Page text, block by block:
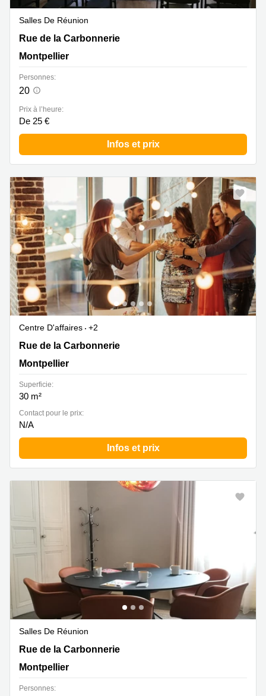
Salles De Réunion
Rue de la Carbonnerie 1, Montpellier
Rue de la Carbonnerie
Montpellier
Personnes:
20
Prix à l’heure:
De 25 €
Infos et prix
Centre D'affaires
+2
Rue de la Carbonnerie 1, Montpellier
Rue de la Carbonnerie
Montpellier
Superficie:
30 m²
Contact pour le prix:
N/A
Infos et prix
Salles De Réunion
Rue de la Carbonnerie 1, Montpellier
Rue de la Carbonnerie
Montpellier
Personnes: